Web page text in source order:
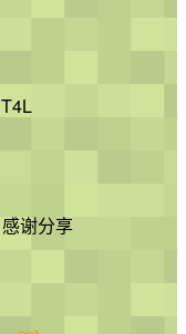
谢分享